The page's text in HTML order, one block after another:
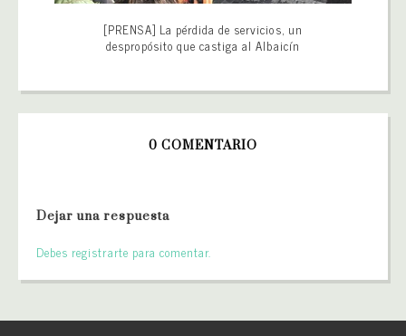
[PRENSA] La pérdida de servicios, un
despropósito que castiga al Albaicín
0 COMENTARIO
Dejar una respuesta
Debes registrarte para comentar.